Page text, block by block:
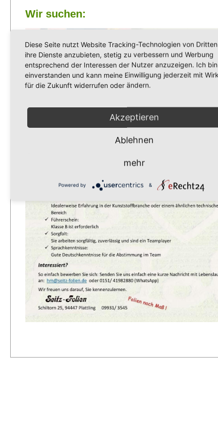
Wir suchen:
Diese Seite nutzt Website Tracking-Technologien von
ihre Dienste anzubieten, stetig zu verbessern und Werbung
entsprechend der Interessen der Nutzer anzuzeigen. Ich
einverstanden und kann meine Einwilligung jederzeit mit
für die Zukunft widerrufen oder ändern.
Akzeptieren
Ablehnen
mehr
Powered by &